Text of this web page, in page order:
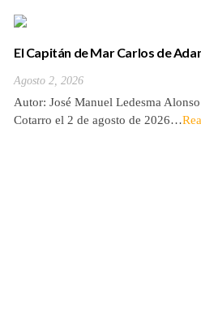
El Capitán de Mar Carlos de
Agosto 2, 2026
Autor: José Manuel Ledesma
Cotarro el 2 de agosto de 2026…